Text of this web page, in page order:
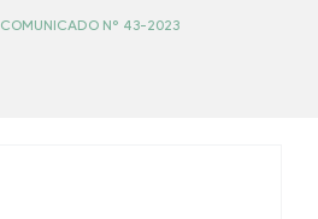
COMUNICADO N° 43-2023